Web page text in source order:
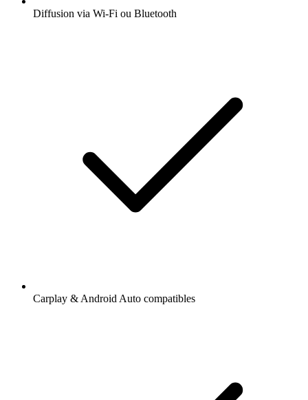
Diffusion via Wi-Fi ou Bluetooth
Carplay & Android Auto compatibles